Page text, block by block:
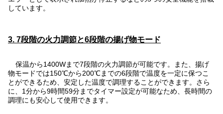
しています。
3. 7段階の火力調節と6段階の揚げ物モード
保温から1400Wまで7段階の火力調節が可能です。また、揚げ
物モードでは150℃から200℃までの6段階で温度を一定に保つこ
とができるため、安定した温度で調理することができます。さら
に、1分から9時間59分までタイマー設定が可能なため、長時間の
調理にも安心して使用できます。